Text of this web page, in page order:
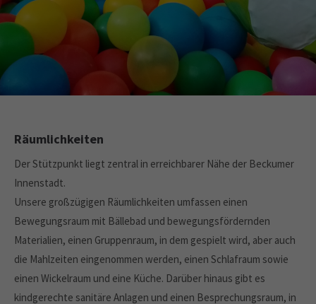
Räumlichkeiten
Der Stützpunkt liegt zentral in erreichbarer Nähe der Beckumer
Innenstadt.
Unsere großzügigen Räumlichkeiten umfassen einen
Bewegungsraum mit Bällebad und bewegungsfördernden
Materialien, einen Gruppenraum, in dem gespielt wird, aber auch
die Mahlzeiten eingenommen werden, einen Schlafraum sowie
einen Wickelraum und eine Küche. Darüber hinaus gibt es
kindgerechte sanitäre Anlagen und einen Besprechungsraum, in